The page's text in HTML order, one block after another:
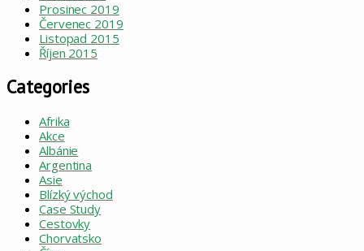
Prosinec 2019
Červenec 2019
Listopad 2015
Říjen 2015
Categories
Afrika
Akce
Albánie
Argentina
Asie
Blízký východ
Case Study
Cestovky
Chorvatsko